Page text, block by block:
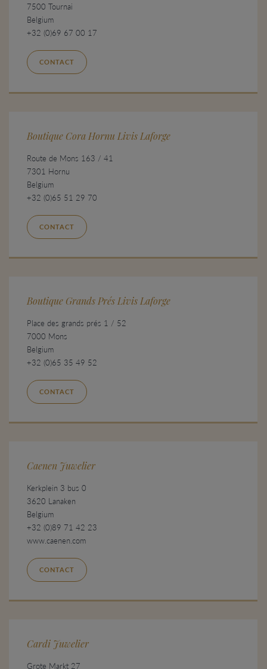
7500 Tournai
Belgium
+32 (0)69 67 00 17
CONTACT
Boutique Cora Hornu Livis Laforge
Route de Mons 163 / 41
7301 Hornu
Belgium
+32 (0)65 51 29 70
CONTACT
Boutique Grands Prés Livis Laforge
Place des grands prés 1 / 52
7000 Mons
Belgium
+32 (0)65 35 49 52
CONTACT
Caenen Juwelier
Kerkplein 3 bus 0
3620 Lanaken
Belgium
+32 (0)89 71 42 23
www.caenen.com
CONTACT
Cardi Juwelier
Grote Markt 27